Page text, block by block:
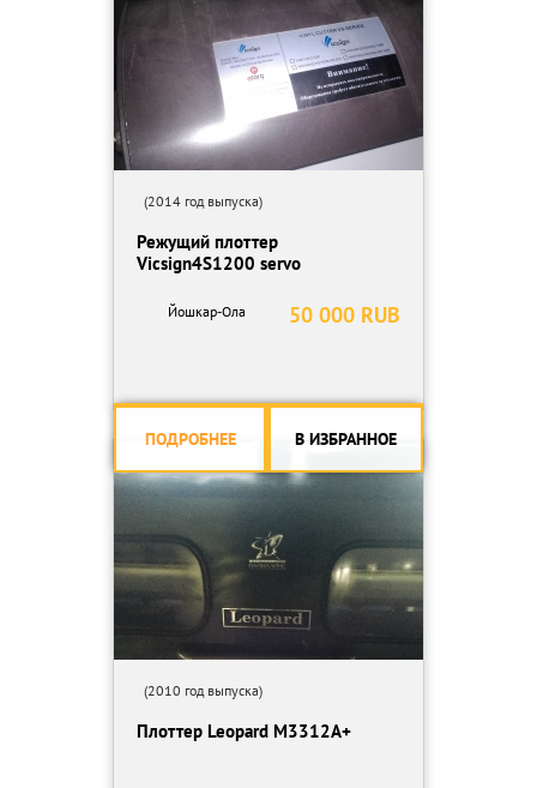
(2014 год выпуска)
Режущий плоттер
Vicsign4S1200 servo
50 000 RUB
Йошкар-Ола
ПОДРОБНЕЕ В ИЗБРАННОЕ
(2010 год выпуска)
Плоттер Leopard M3312A+